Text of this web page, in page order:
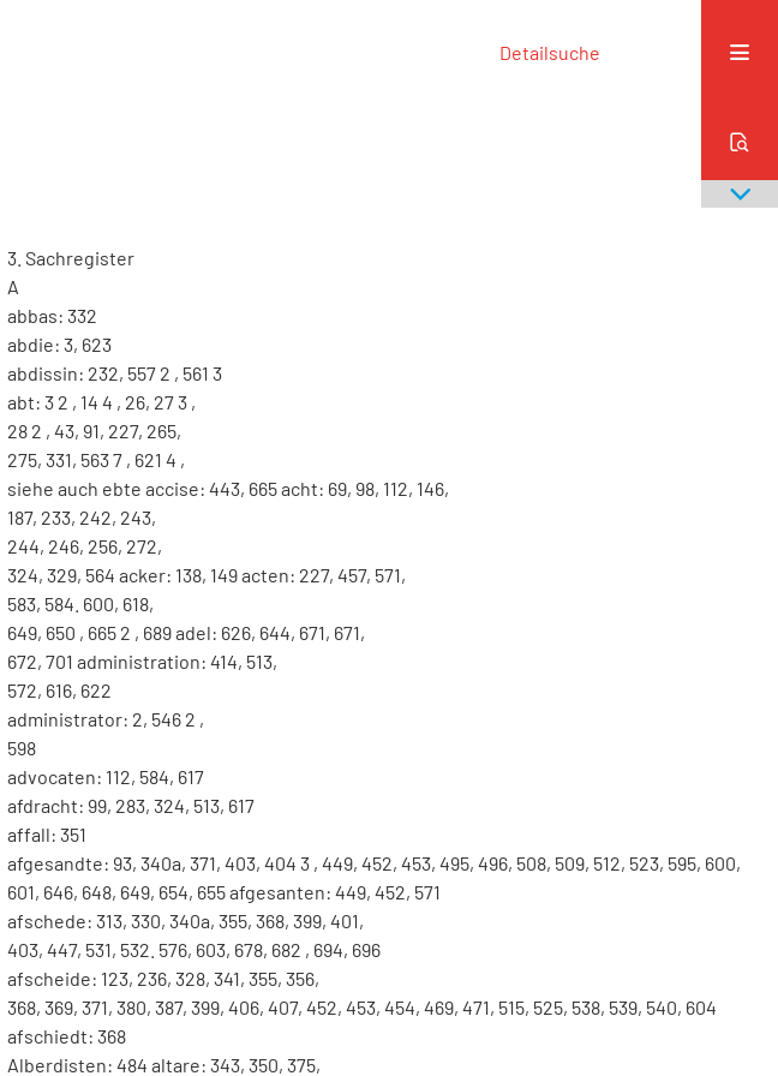
Detailsuche
3 Sachregister
A
abbas: 332
abdie: 3, 623
abdissin: 232, 557 2 , 561 3
abt: 3 2 , 14 4 , 26, 27 3 ,
28 2 , 43, 91, 227, 265,
275, 331, 5637 , 621 4 ,
siehe auch ebte accise: 443, 665acht: 69, 98, 112, 146,
187, 233, 242, 243,
244, 246, 256, 272,
324, 329, 564 acker: 138, 149acten: 227, 457, 571,
583, 584 600, 618,
649, 650 , 665 2 , 689adel: 626, 644, 671, 671,
672, 701 administration: 414, 513,
572, 616, 622
administrator: 2, 546 2 ,
598
advocaten: 112, 584, 617
afdracht: 99, 283, 324, 513, 617
affall: 351
afgesandte: 93, 340a, 371, 403, 404 3 , 449, 452, 453, 495, 496, 508, 509, 512, 523, 595, 600,
601, 646, 648, 649, 654, 655afgesanten: 449, 452, 571
afschede: 313, 330, 340a, 355, 368, 399, 401,
403, 447, 531, 532 576, 603, 678, 682 , 694, 696
afscheide: 123, 236, 328, 341, 355, 356,
368, 369, 371, 380, 387, 399, 406, 407, 452, 453, 454, 469, 471, 515, 525, 538, 539, 540, 604
afschiedt: 368
Alberdisten: 484 altare: 343, 350, 375,